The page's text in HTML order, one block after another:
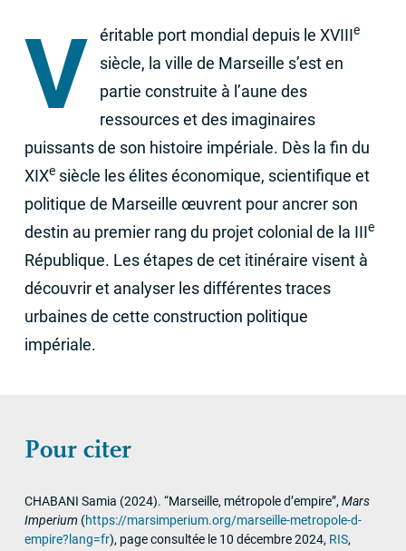
V éritable port mondial depuis leXVIIIe
siècle, la ville de Marseille s’est en
partie construite à l’aune des
ressources et des imaginaires
puissants de son histoire impériale. Dès la fin du
XIXesiècle les élites économique, scientifique et
politique de Marseille œuvrent pour ancrer son
destin au premier rang du projet colonial de la IIIe
République. Les étapes de cet itinéraire visent à
découvrir et analyser les différentes traces
urbaines de cette construction politique
impériale.
Pour citer
CHABANI Samia (2024). “Marseille, métropole d’empire”, Mars
Imperium (https://marsimperium.org/marseille-metropole-d-
empire?lang=fr), page consultée le 10 décembre 2024, RIS,